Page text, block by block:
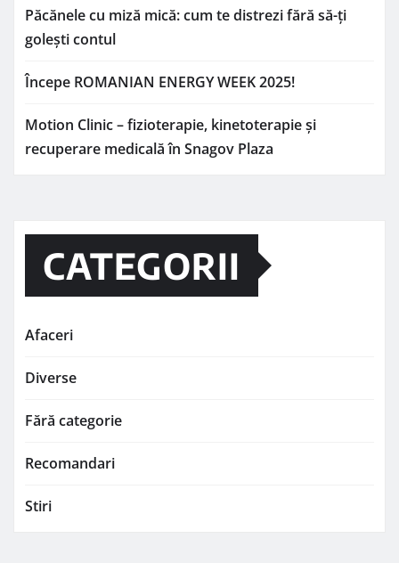
Păcănele cu miză mică: cum te distrezi fără să-ți
golești contul
Începe ROMANIAN ENERGY WEEK 2025!
Motion Clinic – fizioterapie, kinetoterapie și
recuperare medicală în Snagov Plaza
CATEGORII
Afaceri
Diverse
Fără categorie
Recomandari
Stiri